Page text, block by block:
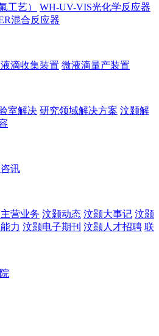
工艺）
WH-UV-VIS光化学反应器
混合反应器
滴收集装置 微液滴量产装置
室解决 研究领域解决方案 汶颢解
讯
营业务 汶颢动态 汶颢大事记 汶颢
力 汶颢电子期刊 汶颢人才招聘 联